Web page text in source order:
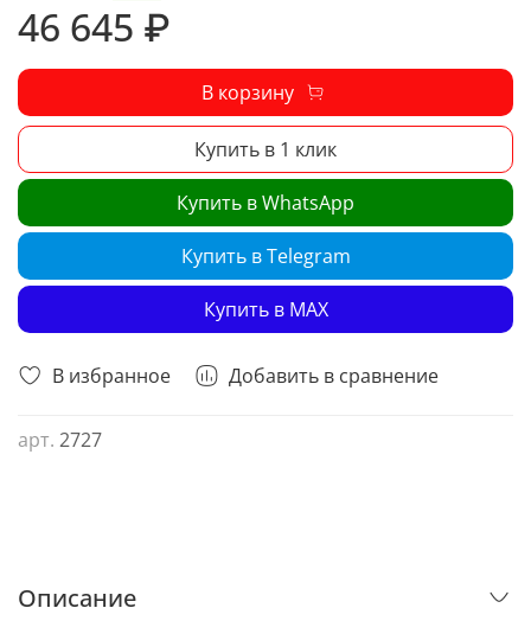
В избранное Добавить в сравнение
арт. 2727
46 645 ₽
В корзину
Купить в 1 клик
Купить в WhatsApp
Купить в Telegram
Купить в MAX
Описание